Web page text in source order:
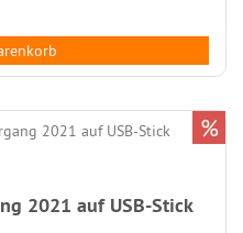
2021 auf USB-Stick
%